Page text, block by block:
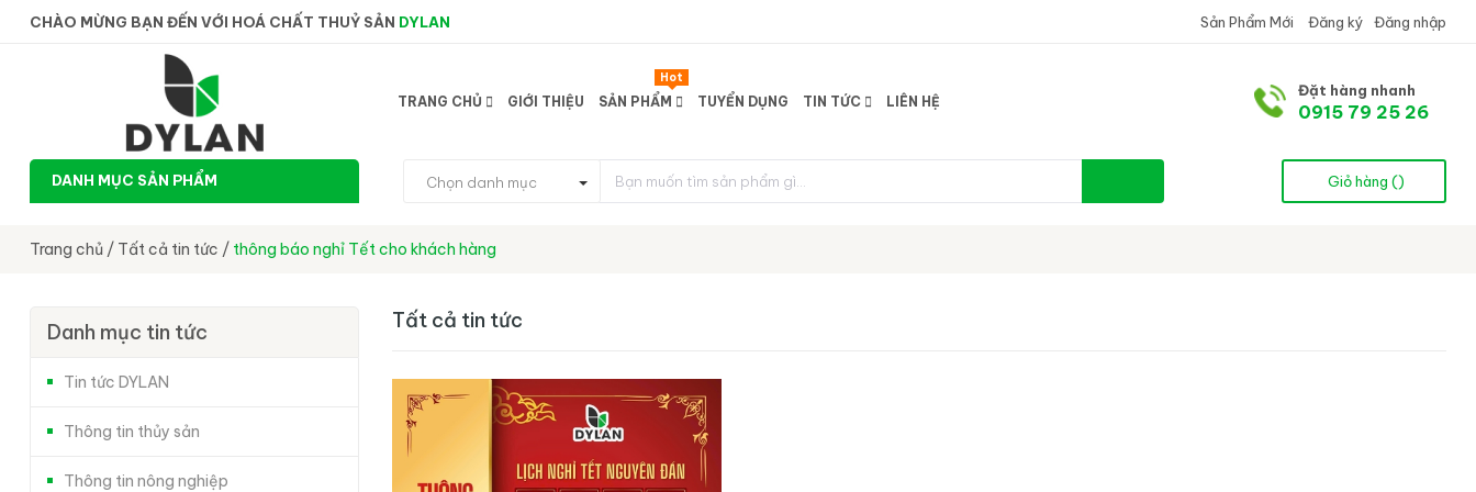
CHÀO MỪNG BẠN ĐẾN VỚI HOÁ CHẤT THUỶ SẢN DYLAN Đăng ký Đăng nhập
Sản Phẩm Mới
TRANG CHỦ GIỚI THIỆU SẢN PHẨM
Hot
TUYỂN DỤNG TIN TỨC LIÊN HỆ
Đặt hàng nhanh
0915 79 25 26
DANH MỤC SẢN PHẨM Chọn danh mục Giỏ hàng ()
Trang chủ / Tất cả tin tức / thông báo nghỉ Tết cho khách hàng
Tất cả tin tức
Danh mục tin tức
Tin tức DYLAN
Thông tin thủy sản
Thông tin nông nghiệp